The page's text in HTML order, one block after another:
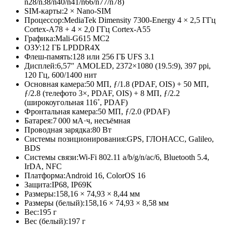
n28/n38/n40/n41/n66/n77/n78)
SIM-карты:2 × Nano-SIM
Процессор:MediaTek Dimensity 7300-Energy 4 × 2,5 ГГц
Cortex-A78 + 4 × 2,0 ГГц Cortex-A55
Графика:Mali-G615 MC2
ОЗУ:12 ГБ LPDDR4X
Флеш-память:128 или 256 ГБ UFS 3.1
Дисплей:6,57″ AMOLED, 2372×1080 (19.5:9), 397 ppi,
120 Гц, 600/1400 нит
Основная камера:50 МП, ƒ/1.8 (PDAF, OIS) + 50 МП,
ƒ/2.8 (телефото 3×, PDAF, OIS) + 8 МП, ƒ/2.2
(широкоугольная 116˚, PDAF)
Фронтальная камера:50 МП, ƒ/2.0 (PDAF)
Батарея:7 000 мА·ч, несъёмная
Проводная зарядка:80 Вт
Системы позиционирования:GPS, ГЛОНАСС, Galileo,
BDS
Системы связи:Wi-Fi 802.11 a/b/g/n/ac/6, Bluetooth 5.4,
IrDA, NFC
Платформа:Android 16, ColorOS 16
Защита:IP68, IP69K
Размеры:158,16 × 74,93 × 8,44 мм
Размеры (белый):158,16 × 74,93 × 8,58 мм
Вес:195 г
Вес (белый):197 г